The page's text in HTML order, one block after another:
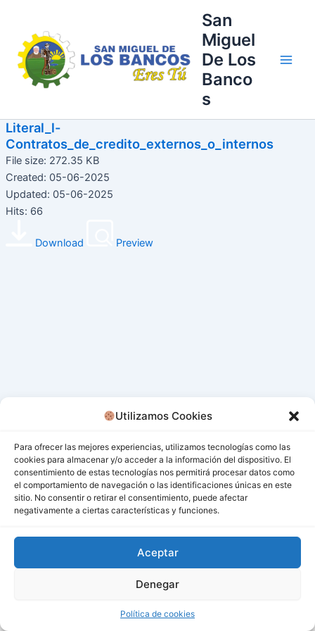
Utilizamos Cookies
Para ofrecer las mejores experiencias, utilizamos tecnologías como las
cookies para almacenar y/o acceder a la información del dispositivo. El
consentimiento de estas tecnologías nos permitirá procesar datos como
el comportamiento de navegación o las identificaciones únicas en este
sitio. No consentir o retirar el consentimiento, puede afectar
negativamente a ciertas características y funciones.
Aceptar
Denegar
Política de cookies
contenido
San
Miguel
De Los
Banco
s
Literal_l-
Contratos_de_credito_externos_o_internos
File size: 272.35 KB
Created: 05-06-2025
Updated: 05-06-2025
Hits: 66
Download Preview
Todos los derechos © 2026 San Miguel De Los Bancos |